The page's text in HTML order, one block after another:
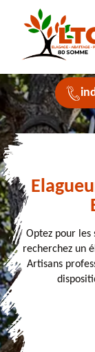
Optez pour les
recherchez un
Artisans